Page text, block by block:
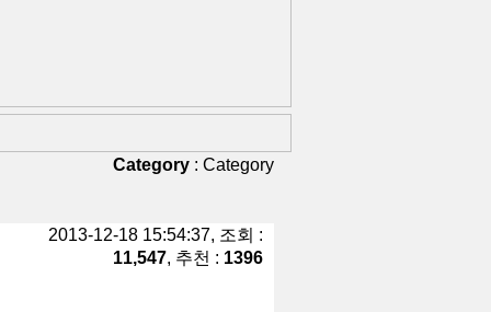
Category : Category
2013-12-18 15:54:37, 조회 :
11,547, 추천 : 1396